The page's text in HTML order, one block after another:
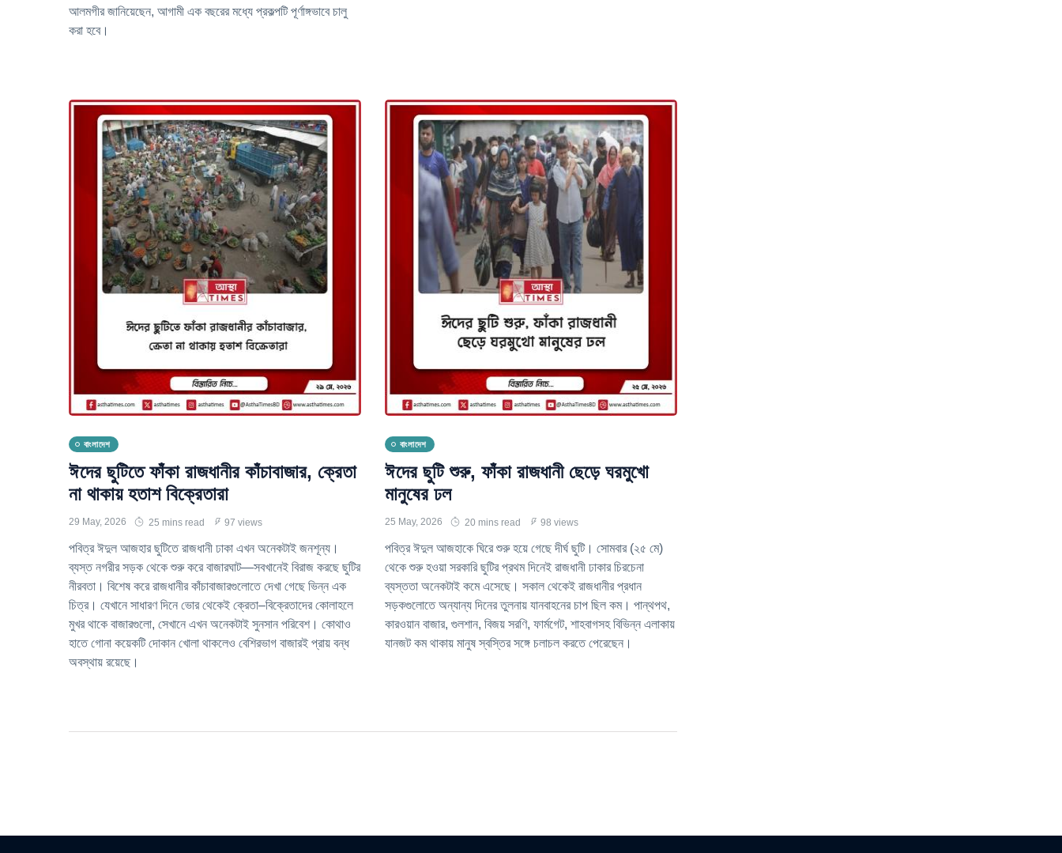
আলমগীর জানিয়েছেন, আগামী এক বছরের মধ্যে প্রকল্পটি পূর্ণাঙ্গভাবে চালু
করা হবে।
বাংলাদেশ
ঈদের ছুটিতে ফাঁকা রাজধানীর কাঁচাবাজার, ক্রেতা
না থাকায় হতাশ বিক্রেতারা
29 May, 2026 25 mins read 97 views
পবিত্র ঈদুল আজহার ছুটিতে রাজধানী ঢাকা এখন অনেকটাই জনশূন্য।
ব্যস্ত নগরীর সড়ক থেকে শুরু করে বাজারঘাট—সবখানেই বিরাজ করছে ছুটির
নীরবতা। বিশেষ করে রাজধানীর কাঁচাবাজারগুলোতে দেখা গেছে ভিন্ন এক
চিত্র। যেখানে সাধারণ দিনে ভোর থেকেই ক্রেতা–বিক্রেতাদের কোলাহলে
মুখর থাকে বাজারগুলো, সেখানে এখন অনেকটাই সুনসান পরিবেশ। কোথাও
হাতে গোনা কয়েকটি দোকান খোলা থাকলেও বেশিরভাগ বাজারই প্রায় বন্ধ
অবস্থায় রয়েছে।
বাংলাদেশ
ঈদের ছুটি শুরু, ফাঁকা রাজধানী ছেড়ে ঘরমুখো
মানুষের ঢল
25 May, 2026 20 mins read 98 views
পবিত্র ঈদুল আজহাকে ঘিরে শুরু হয়ে গেছে দীর্ঘ ছুটি। সোমবার (২৫ মে)
থেকে শুরু হওয়া সরকারি ছুটির প্রথম দিনেই রাজধানী ঢাকার চিরচেনা
ব্যস্ততা অনেকটাই কমে এসেছে। সকাল থেকেই রাজধানীর প্রধান
সড়কগুলোতে অন্যান্য দিনের তুলনায় যানবাহনের চাপ ছিল কম। পান্থপথ,
কারওয়ান বাজার, গুলশান, বিজয় সরণি, ফার্মগেট, শাহবাগসহ বিভিন্ন এলাকায়
যানজট কম থাকায় মানুষ স্বস্তির সঙ্গে চলাচল করতে পেরেছেন।